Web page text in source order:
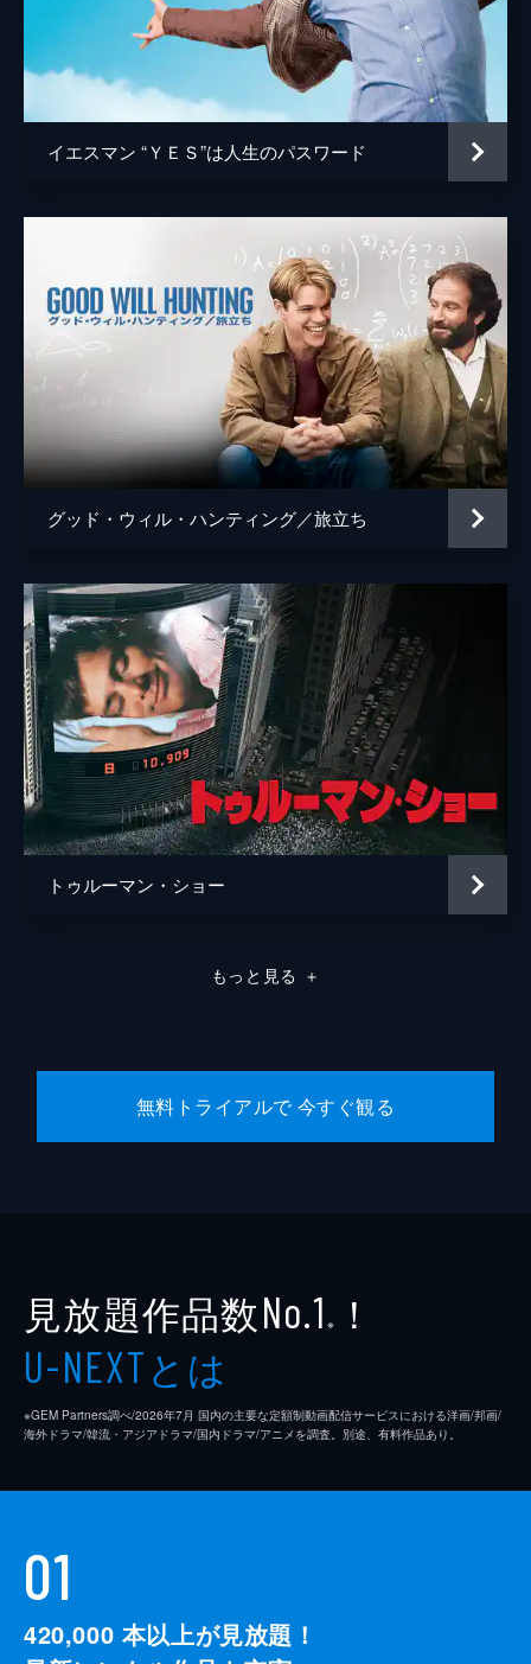
ジョシュ・ペンス
トレヴァー・リサウアー
脚本 デイミアン・チャゼル
ジャスティン・ハーウィッツ
製作 フレッド・バーガー
ジョーダン・ホロウィッツ
ゲイリー・ギルバート
マーク・プラット
イエスマン “ＹＥＳ”は人生のパスワード
グッド・ウィル・ハンティング／旅立ち
トゥルーマン・ショー
もっと見る ＋
無料トライアルで 今すぐ観る
見放題作品数No.1 ※ ！
U-NEXTとは
※GEM Partners調べ/2026年7⽉ 国内の主要な定額制動画配信サービスにおける洋画/邦画/
海外ドラマ/韓流・アジアドラマ/国内ドラマ/アニメを調査。別途、有料作品あり。
01
420,000 本以上が見放題！